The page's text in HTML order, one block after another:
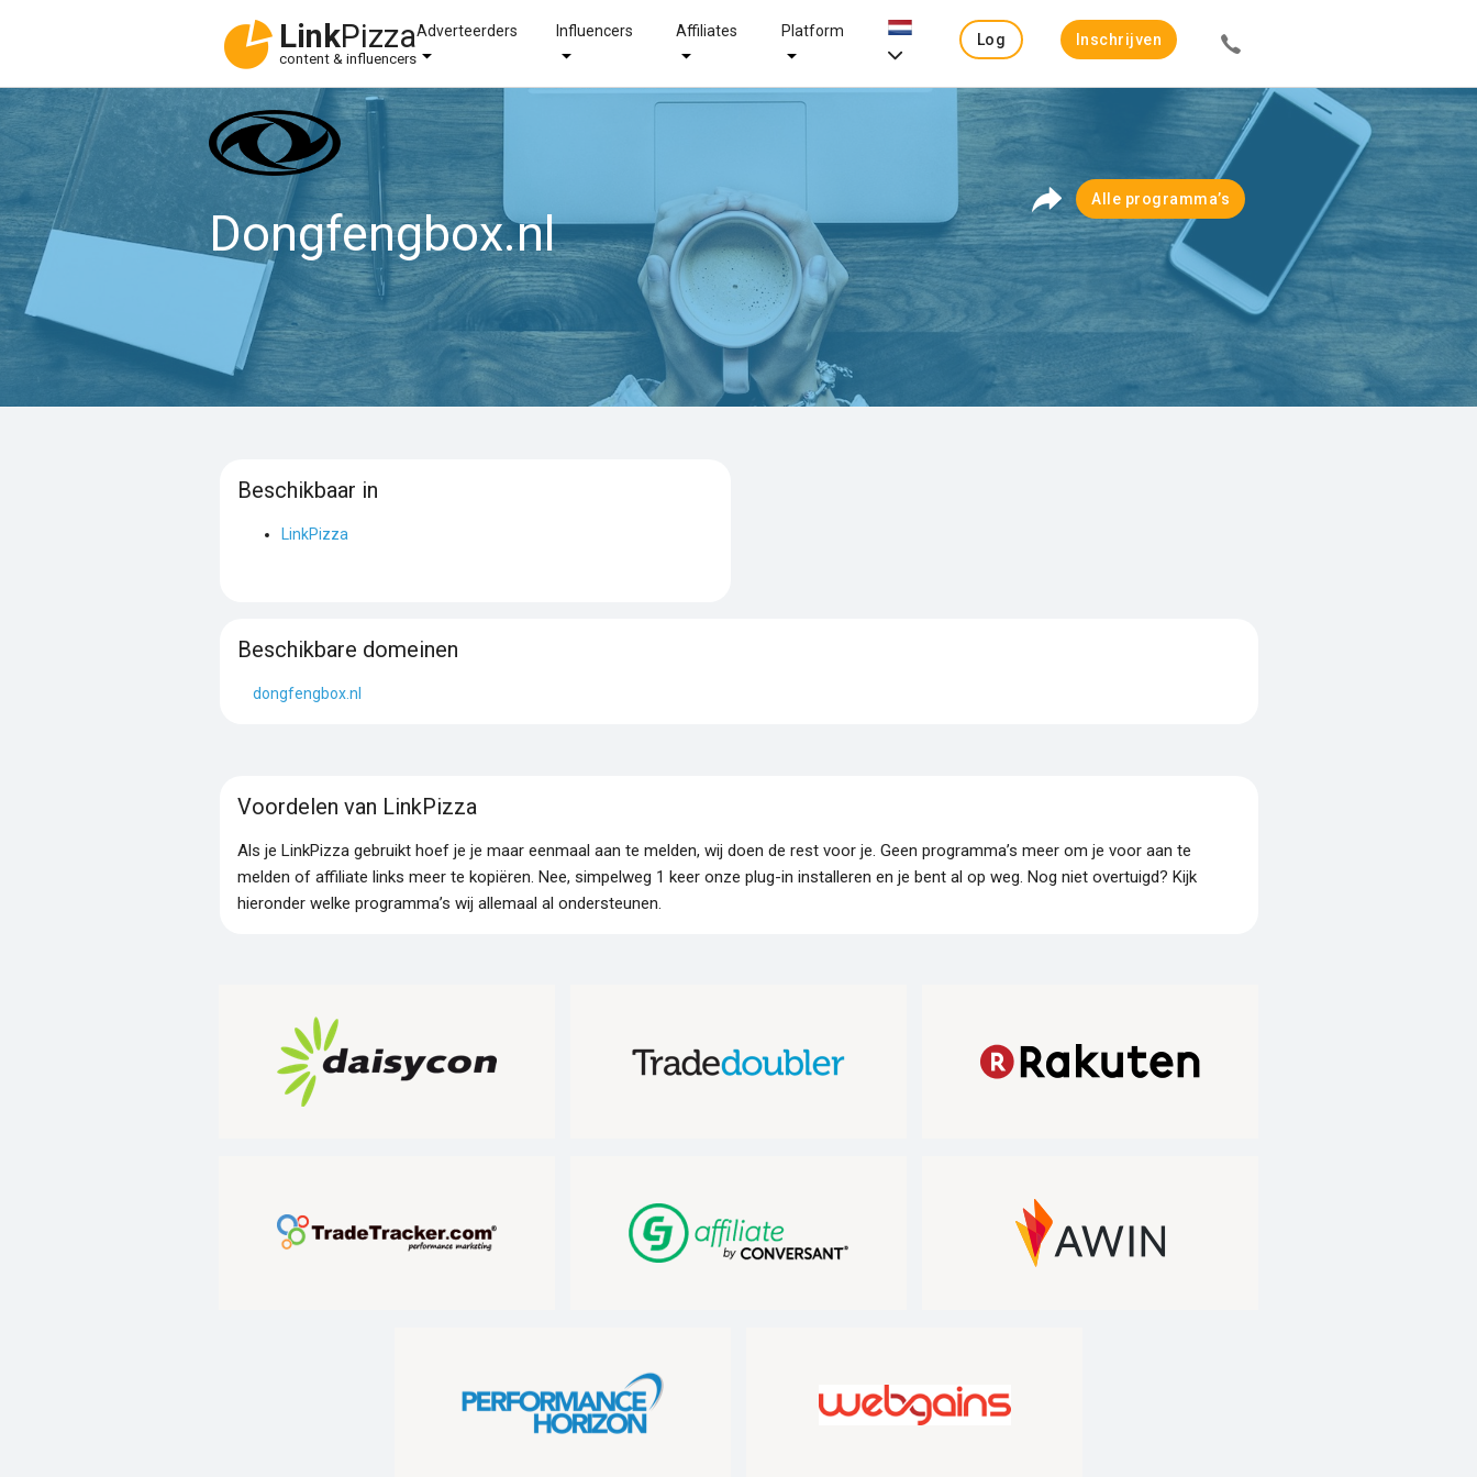
LinkPizza
content & influencers
Adverteerders Influencers Affiliates Platform
Log
Inschrijven
Dongfengbox.nl
Alle programma’s
Beschikbaar in
LinkPizza
Beschikbare domeinen
dongfengbox.nl
Voordelen van LinkPizza
Als je LinkPizza gebruikt hoef je je maar eenmaal aan te melden, wij doen de rest voor je. Geen programma’s meer om je voor aan te
melden of affiliate links meer te kopiëren. Nee, simpelweg 1 keer onze plug-in installeren en je bent al op weg. Nog niet overtuigd? Kijk
hieronder welke programma’s wij allemaal al ondersteunen.